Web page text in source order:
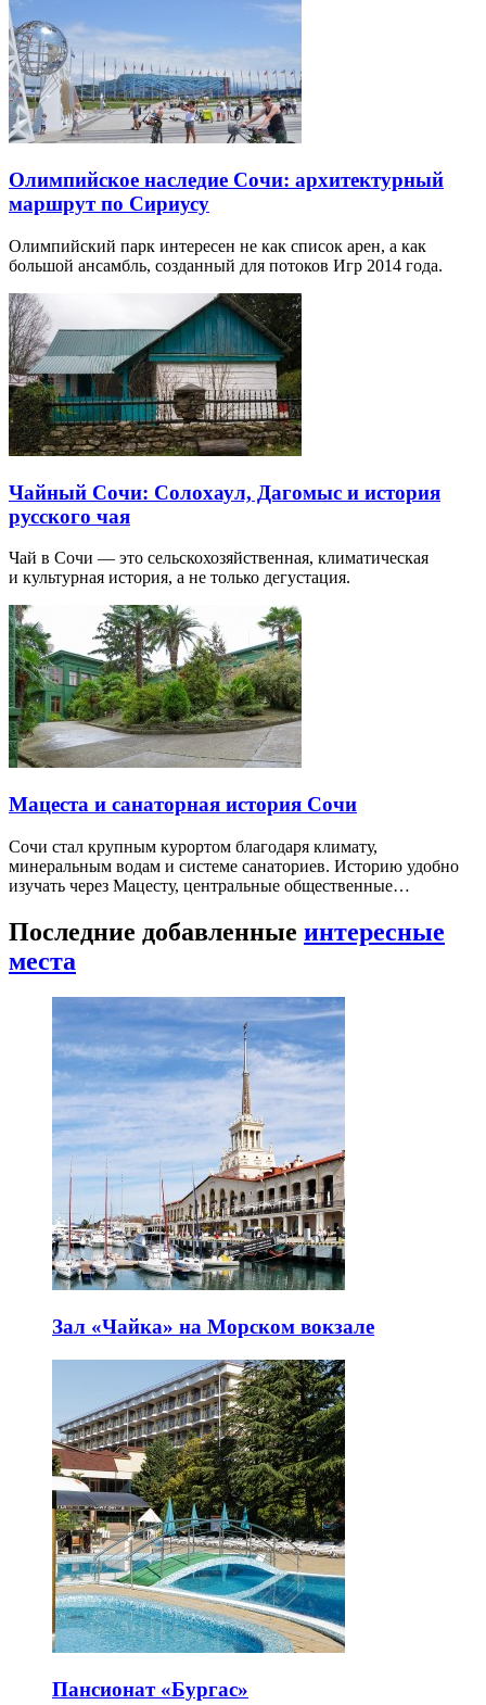
Олимпийское наследие Сочи: архитектурный
маршрут по Сириусу
Олимпийский парк интересен не как список арен, а как
большой ансамбль, созданный для потоков Игр 2014 года.
Чайный Сочи: Солохаул, Дагомыс и история
русского чая
Чай в Сочи — это сельскохозяйственная, климатическая
и культурная история, а не только дегустация.
Мацеста и санаторная история Сочи
Сочи стал крупным курортом благодаря климату,
минеральным водам и системе санаториев. Историю удобно
изучать через Мацесту, центральные общественные…
Последние добавленные интересные
места
Зал «Чайка» на Морском вокзале
Пансионат «Бургас»